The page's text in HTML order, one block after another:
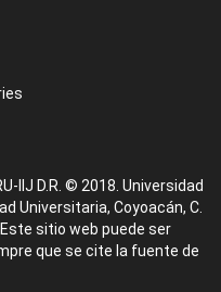
IIJ D.R. © 2018. Universidad
Universitaria, Coyoacán, C.
Este sitio web puede ser
que se cite la fuente de